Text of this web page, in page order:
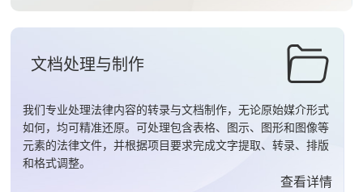
文档处理与制作
我们专业处理法律内容的转录与文档制作，无论原始媒介形式
如何，均可精准还原。可处理包含表格、图示、图形和图像等
元素的法律文件，并根据项目要求完成文字提取、转录、排版
和格式调整。
查看详情